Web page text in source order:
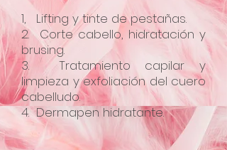
1, Lifting y tinte de pestañas.
2. Corte cabello, hidratación y
brusing.
3. Tratamiento capilar y
limpieza y exfoliación del cuero
cabelludo.
4. Dermapen hidratante.